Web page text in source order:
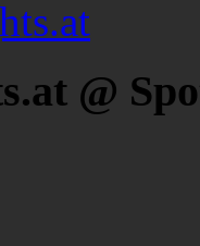
@